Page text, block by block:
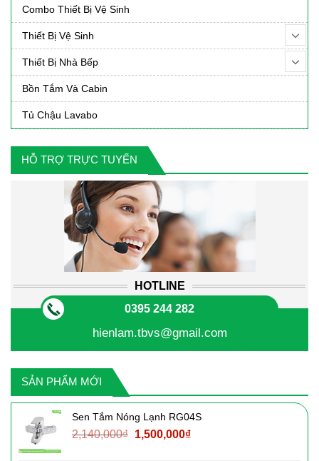
Combo Thiết Bị Vệ Sinh
Thiết Bị Vệ Sinh
Thiết Bị Nhà Bếp
Bồn Tắm Và Cabin
Tủ Chậu Lavabo
HỖ TRỢ TRỰC TUYẾN
HOTLINE
0395 244 282
hienlam.tbvs@gmail.com
SẢN PHẨM MỚI
Sen Tắm Nóng Lạnh RG04S
2,140,000₫ Giá
1,500,000₫Giá